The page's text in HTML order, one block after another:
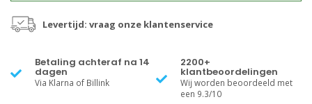
Levertijd: vraag onze klantenservice
Betaling achteraf na 14
dagen
Via Klarna of Billink
2200+
klantbeoordelingen
Wij worden beoordeeld met
een 9.3/10